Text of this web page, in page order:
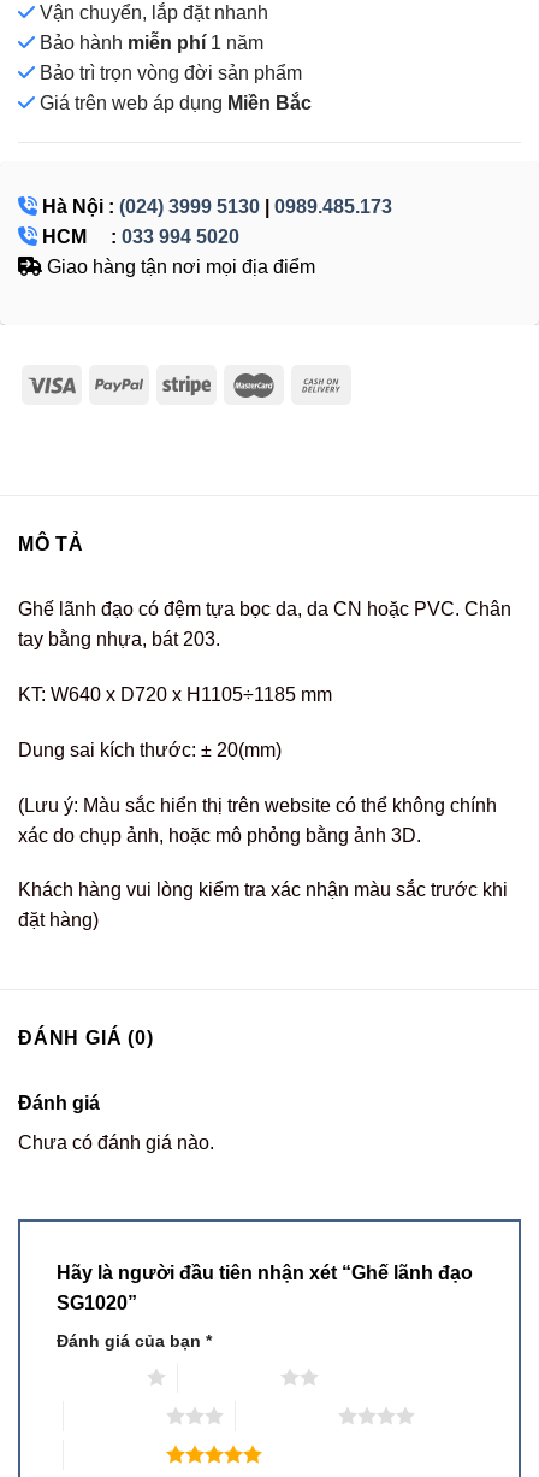
Vận chuyển, lắp đặt nhanh
Bảo hành miễn phí 1 năm
Bảo trì trọn vòng đời sản phẩm
Giá trên web áp dụng Miền Bắc
Hà Nội : (024) 3999 5130
0989.485.173
HCM : 033 994 5020
Giao hàng tận nơi mọi địa điểm
MÔ TẢ
Ghế lãnh đạo có đệm tựa bọc da, da CN hoặc PVC. Chân
tay bằng nhựa, bát 203.
KT: W640 x D720 x H1105÷1185 mm
Dung sai kích thước: ± 20(mm)
(Lưu ý: Màu sắc hiển thị trên website có thể không chính
xác do chụp ảnh, hoặc mô phỏng bằng ảnh 3D.
Khách hàng vui lòng kiểm tra xác nhận màu sắc trước khi
đặt hàng)
ĐÁNH GIÁ (0)
Đánh giá
Chưa có đánh giá nào.
Hãy là người đầu tiên nhận xét “Ghế lãnh đạo
SG1020”
Đánh giá của bạn *